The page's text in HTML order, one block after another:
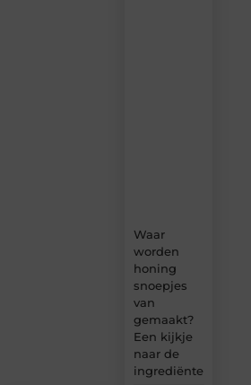
Waar
worden
honing
snoepjes
van
gemaakt?
Een kijkje
naar de
ingrediënten